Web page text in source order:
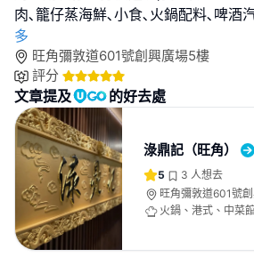
肉､籠仔蒸海鮮､小食､火鍋配料､啤酒
多
旺角彌敦道601號創興廣場5樓
評分
文章提及 的好去處
淥鼎記（旺角）
5 3 人想去
旺角彌敦道601號
火鍋、港式、中菜